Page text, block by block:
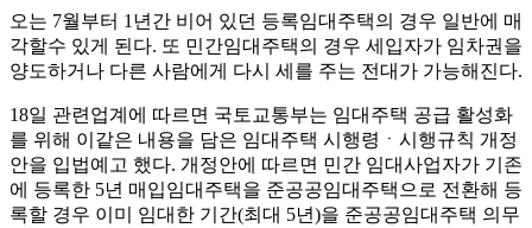
오는 7월부터 1년간 비어 있던 등록임대주택의 경우 일반에 매
각할수 있게 된다. 또 민간임대주택의 경우 세입자가 임차권을
양도하거나 다른 사람에게 다시 세를 주는 전대가 가능해진다.
18일 관련업계에 따르면 국토교통부는 임대주택 공급 활성화
를 위해 이같은 내용을 담은 임대주택 시행령ㆍ시행규칙 개정
안을 입법예고 했다. 개정안에 따르면 민간 임대사업자가 기존
에 등록한 5년 매입임대주택을 준공공임대주택으로 전환해 등
록할 경우 이미 임대한 기간(최대 5년)을 준공공임대주택 의무